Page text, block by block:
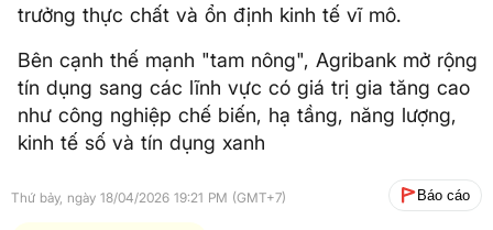
trưởng thực chất và ổn định kinh tế vĩ mô.
Bên cạnh thế mạnh "tam nông", Agribank mở rộng
tín dụng sang các lĩnh vực có giá trị gia tăng cao
như công nghiệp chế biến, hạ tầng, năng lượng,
kinh tế số và tín dụng xanh
Thứ bảy, ngày 18/04/2026 19:21 PM (GMT+7) Báo cáo